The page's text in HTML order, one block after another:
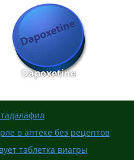
Dapoxetine
в аптеке без рецептов
таблетка виагры